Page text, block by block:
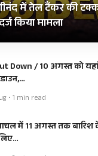
में तेल टैंकर की
किया मामला
Down / 10 अगस्त को
• 1 min read
में 11 अगस्त तक